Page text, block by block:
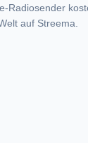
Radiosender
auf Streema.